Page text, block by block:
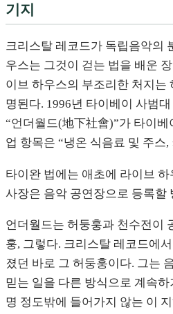
기지
크리스탈 레코드가 독립음악의
우스는 그것이 걷는 법을 배운
이브 하우스의 부조리한 처지는
명된다. 1996년 타이베이 사범
“언더월드(地下社會)”가 타이
업 항목은 “냉온 식음료 및 주스,
타이완 법에는 애초에 라이브
사장은 음악 공연장으로 등록할
언더월드는 허둥훙과 천수전이
훙, 그렇다. 크리스탈 레코드에
졌던 바로 그 허둥훙이다. 그는
믿는 일을 다른 방식으로 계속
명 정도밖에 들어가지 않는 이